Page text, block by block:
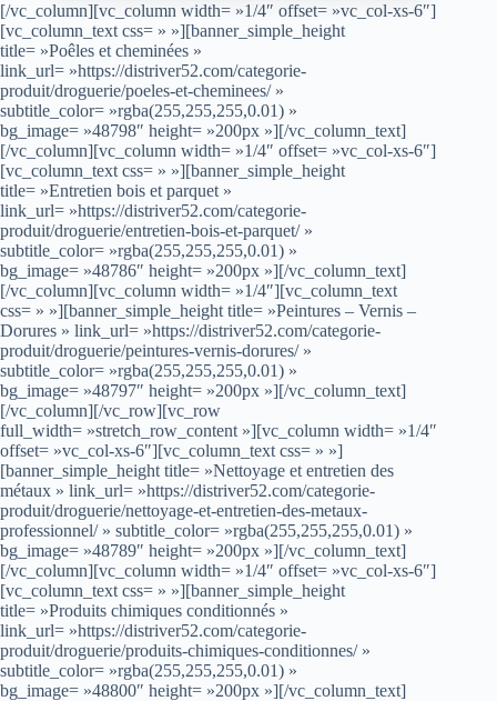
[/vc_column][vc_column width= »1/4″ offset= »vc_col-xs-6″]
[vc_column_text css= » »][banner_simple_height
title= »Poêles et cheminées »
link_url= »https://distriver52.com/categorie-
produit/droguerie/poeles-et-cheminees/ »
subtitle_color= »rgba(255,255,255,0.01) »
bg_image= »48798″ height= »200px »][/vc_column_text]
[/vc_column][vc_column width= »1/4″ offset= »vc_col-xs-6″]
[vc_column_text css= » »][banner_simple_height
title= »Entretien bois et parquet »
link_url= »https://distriver52.com/categorie-
produit/droguerie/entretien-bois-et-parquet/ »
subtitle_color= »rgba(255,255,255,0.01) »
bg_image= »48786″ height= »200px »][/vc_column_text]
[/vc_column][vc_column width= »1/4″][vc_column_text
css= » »][banner_simple_height title= »Peintures – Vernis –
Dorures » link_url= »https://distriver52.com/categorie-
produit/droguerie/peintures-vernis-dorures/ »
subtitle_color= »rgba(255,255,255,0.01) »
bg_image= »48797″ height= »200px »][/vc_column_text]
[/vc_column][/vc_row][vc_row
full_width= »stretch_row_content »][vc_column width= »1/4″
offset= »vc_col-xs-6″][vc_column_text css= » »]
[banner_simple_height title= »Nettoyage et entretien des
métaux » link_url= »https://distriver52.com/categorie-
produit/droguerie/nettoyage-et-entretien-des-metaux-
professionnel/ » subtitle_color= »rgba(255,255,255,0.01) »
bg_image= »48789″ height= »200px »][/vc_column_text]
[/vc_column][vc_column width= »1/4″ offset= »vc_col-xs-6″]
[vc_column_text css= » »][banner_simple_height
title= »Produits chimiques conditionnés »
link_url= »https://distriver52.com/categorie-
produit/droguerie/produits-chimiques-conditionnes/ »
subtitle_color= »rgba(255,255,255,0.01) »
bg_image= »48800″ height= »200px »][/vc_column_text]